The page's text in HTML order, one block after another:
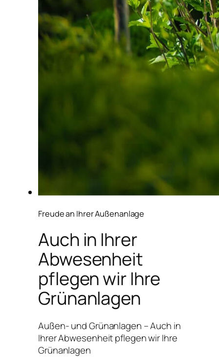
Freude an Ihrer Außenanlage
Auch in Ihrer
Abwesenheit
pflegen wir Ihre
Grünanlagen
Außen- und Grünanlagen – Auch in
Ihrer Abwesenheit pflegen wir Ihre
Grünanlagen